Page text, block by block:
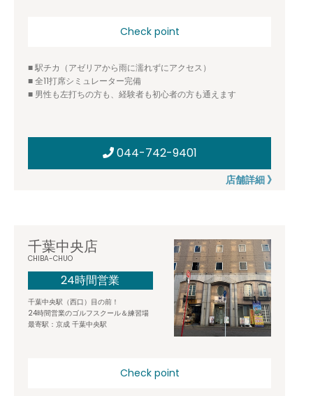
Check point
■ 駅チカ（アゼリアから雨に濡れずにアクセス）
■ 全11打席シミュレーター完備
■ 男性も左打ちの方も、経験者も初心者の方も通えます
044-742-9401
店舗詳細 》
千葉中央店
CHIBA-CHUO
24時間営業
千葉中央駅（西口）目の前！
24時間営業のゴルフスクール＆練習場
最寄駅：京成 千葉中央駅
Check point